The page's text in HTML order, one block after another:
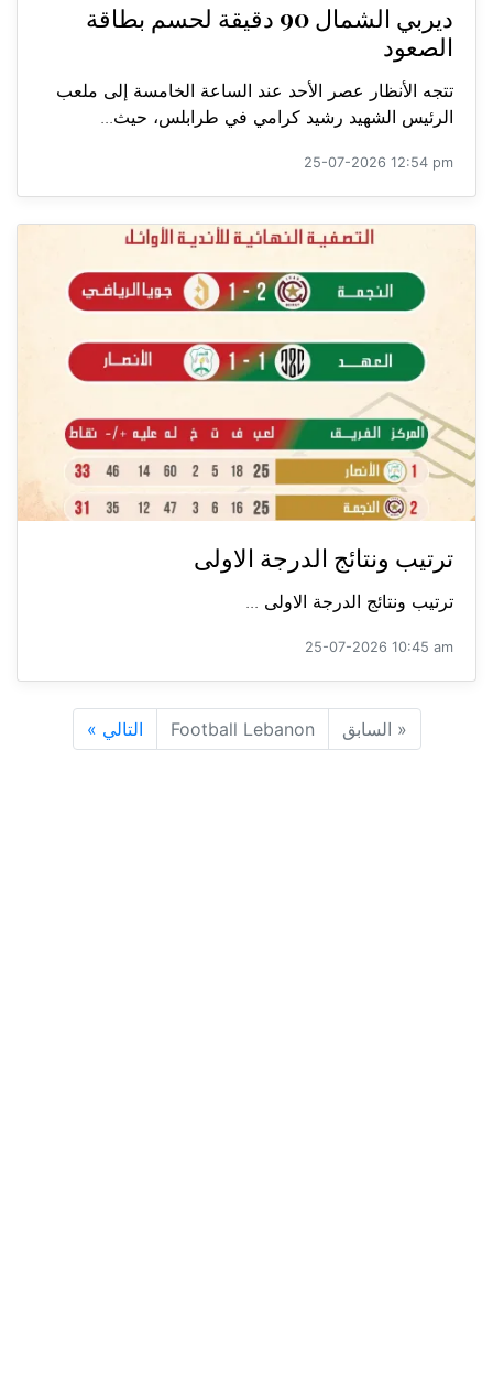
ديربي الشمال 90 دقيقة لحسم بطاقة
الصعود
تتجه الأنظار عصر الأحد عند الساعة الخامسة إلى ملعب
الرئيس الشهيد رشيد كرامي في طرابلس، حيث...
25-07-2026 12:54 pm
ترتيب ونتائج الدرجة الاولى
ترتيب ونتائج الدرجة الاولى ...
25-07-2026 10:45 am
« السابق Football Lebanon التالي »